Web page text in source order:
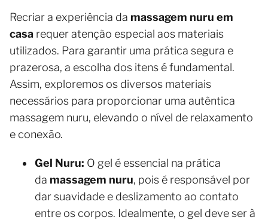
Recriar a experiência da massagem nuru em
casa requer atenção especial aos materiais
utilizados. Para garantir uma prática segura e
prazerosa, a escolha dos itens é fundamental.
Assim, exploremos os diversos materiais
necessários para proporcionar uma autêntica
massagem nuru, elevando o nível de relaxamento
e conexão.
Gel Nuru: O gel é essencial na prática
da massagem nuru, pois é responsável por
dar suavidade e deslizamento ao contato
entre os corpos. Idealmente, o gel deve ser à